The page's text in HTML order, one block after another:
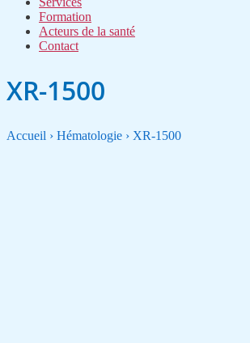
Formation
Acteurs de la santé
Contact
XR-1500
Accueil › Hématologie › XR-1500